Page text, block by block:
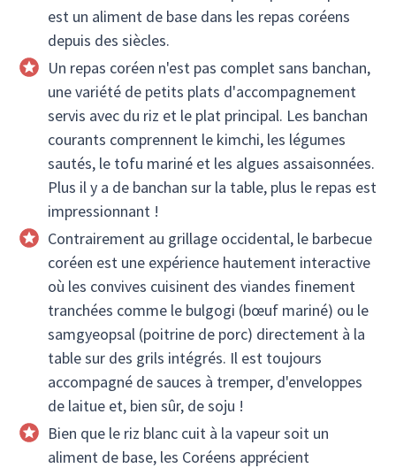
est un aliment de base dans les repas coréens
depuis des siècles.
Un repas coréen n'est pas complet sans banchan,
une variété de petits plats d'accompagnement
servis avec du riz et le plat principal. Les banchan
courants comprennent le kimchi, les légumes
sautés, le tofu mariné et les algues assaisonnées.
Plus il y a de banchan sur la table, plus le repas est
impressionnant !
Contrairement au grillage occidental, le barbecue
coréen est une expérience hautement interactive
où les convives cuisinent des viandes finement
tranchées comme le bulgogi (bœuf mariné) ou le
samgyeopsal (poitrine de porc) directement à la
table sur des grils intégrés. Il est toujours
accompagné de sauces à tremper, d'enveloppes
de laitue et, bien sûr, de soju !
Bien que le riz blanc cuit à la vapeur soit un
aliment de base, les Coréens apprécient